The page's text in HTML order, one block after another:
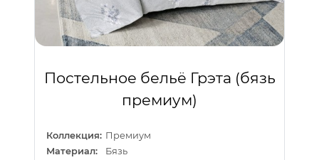
Постельное бельё Грэта (бязь
премиум)
Коллекция: Премиум
Материал:
Бязь